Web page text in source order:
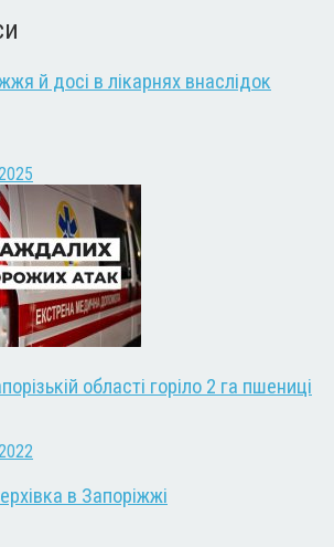
й досі в лікарнях внаслідок
області горіло 2 га пшениці
в Запоріжжі